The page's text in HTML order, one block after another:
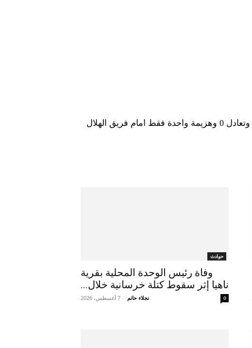
حوادث
وفاة رئيس الوحدة المحلية بقرية
ناهيا إثر سقوط كتلة خرسانية خلال...
نجلاء حاتم - 7 أغسطس، 2026 0